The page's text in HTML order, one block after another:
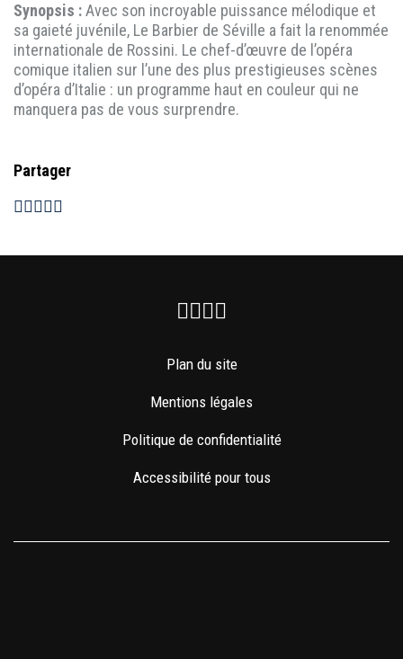
Synopsis :Avec son incroyable puissance mélodique et
sa gaieté juvénile, Le Barbier de Séville a fait la renommée
internationale de Rossini. Le chef-d’œuvre de l’opéra
comique italien sur l’une des plus prestigieuses scènes
d’opéra d’Italie : un programme haut en couleur qui ne
manquera pas de vous surprendre.
Partager
Facebook
Instagram
Youtube
Plan du site
Mentions légales
Politique de confidentialité
Accessibilité pour tous